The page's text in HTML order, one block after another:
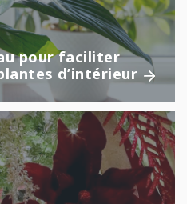
pour faciliter
d’intérieur